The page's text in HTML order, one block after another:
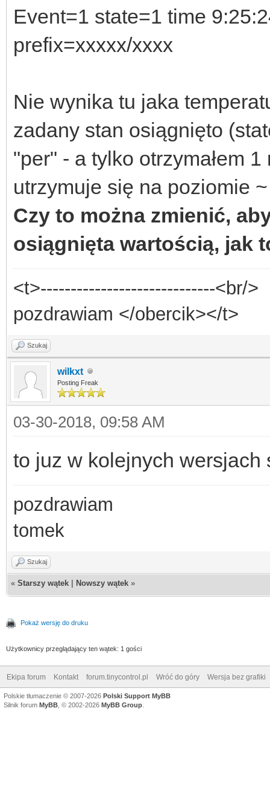
Event=1 state=1 time
prefix=xxxxx/xxxx
Nie wynika tu jaka
zadany stan osiągnięto
"per" - a tylko otrzymałem
utrzymuje się na poziomie
Czy to można zmienić,
osiągnięta wartością, jak
<t>-----------------------------<br/>
pozdrawiam </obercik></t>
Szukaj
wilkxt
Posting Freak
03-30-2018, 09:58 AM
to juz w kolejnych wersjach
pozdrawiam
tomek
Szukaj
« Starszy wątek Nowszy wątek »
Pokaż wersję do druku
Użytkownicy przeglądający ten wątek: 1 gości
Ekipa forum Kontakt forum.tinycontrol.pl Wróć do góry Wersja bez grafiki
Polskie tłumaczenie © 2007-2026 Polski Support MyBB
Silnik forum MyBB , © 2002-2026 MyBB Group